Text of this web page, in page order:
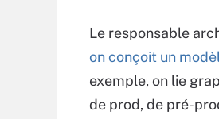
Le responsable
on conçoit un
exemple, on lie
de prod, de pré-